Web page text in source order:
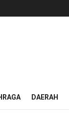
DAERAH